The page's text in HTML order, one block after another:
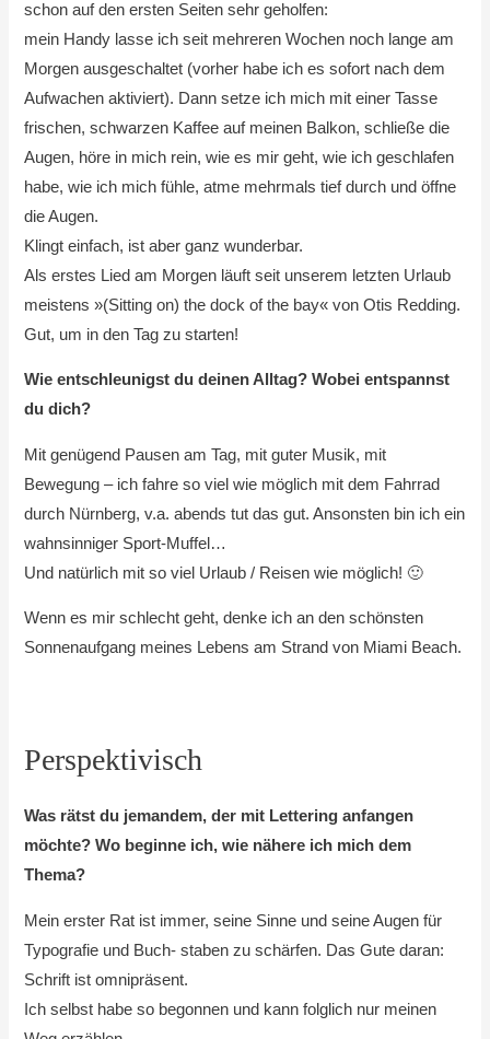
schon auf den ersten Seiten sehr geholfen:
mein Handy lasse ich seit mehreren Wochen noch lange am
Morgen ausgeschaltet (vorher habe ich es sofort nach dem
Aufwachen aktiviert). Dann setze ich mich mit einer Tasse
frischen, schwarzen Kaffee auf meinen Balkon, schließe die
Augen, höre in mich rein, wie es mir geht, wie ich geschlafen
habe, wie ich mich fühle, atme mehrmals tief durch und öffne
die Augen.
Klingt einfach, ist aber ganz wunderbar.
Als erstes Lied am Morgen läuft seit unserem letzten Urlaub
meistens »(Sitting on) the dock of the bay« von Otis Redding.
Gut, um in den Tag zu starten!
Wie entschleunigst du deinen Alltag? Wobei entspannst
du dich?
Mit genügend Pausen am Tag, mit guter Musik, mit
Bewegung – ich fahre so viel wie möglich mit dem Fahrrad
durch Nürnberg, v.a. abends tut das gut. Ansonsten bin ich ein
wahnsinniger Sport-Muffel…
Und natürlich mit so viel Urlaub / Reisen wie möglich! 🙂
Wenn es mir schlecht geht, denke ich an den schönsten
Sonnenaufgang meines Lebens am Strand von Miami Beach.
Perspektivisch
Was rätst du jemandem, der mit Lettering anfangen
möchte? Wo beginne ich, wie nähere ich mich dem
Thema?
Mein erster Rat ist immer, seine Sinne und seine Augen für
Typografie und Buch- staben zu schärfen. Das Gute daran:
Schrift ist omnipräsent.
Ich selbst habe so begonnen und kann folglich nur meinen